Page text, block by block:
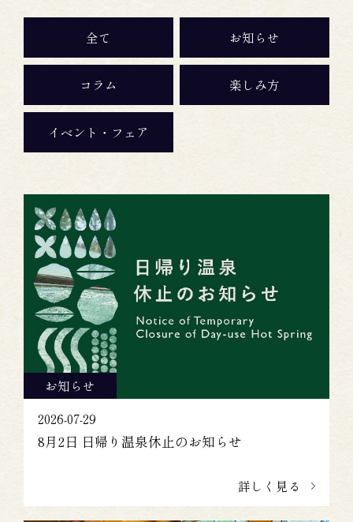
全て お知らせ
コラム 楽しみ方
イベント・フェア
お知らせ
2026-07-29
8月2日 日帰り温泉休止のお知らせ
詳しく見る